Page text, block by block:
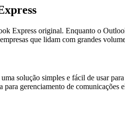
Express original. Enquanto o
que lidam com grandes
solução simples e fácil de usar
para gerenciamento de comunicações